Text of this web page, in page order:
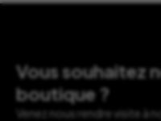
Vous souhaitez
boutique ?
Venez nous rendre visite à